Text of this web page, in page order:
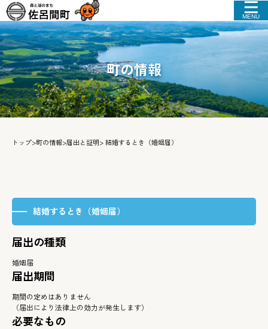
MENU
町の情報
トップ>町の情報>届出と証明> 結婚するとき（婚姻届）
結婚するとき（婚姻届）
届出の種類
婚姻届
届出期間
期間の定めはありません
（届出により法律上の効力が発生します）
必要なもの